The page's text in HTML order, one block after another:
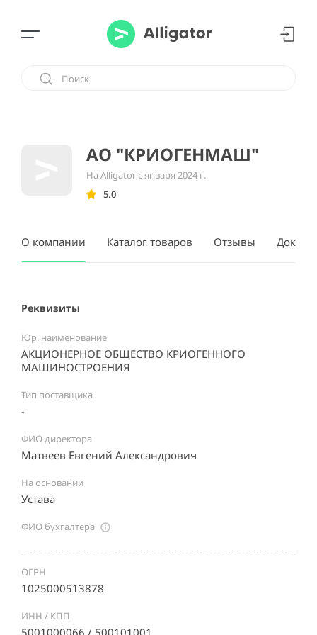
АО "КРИОГЕНМАШ"
На Alligator с января 2024 г.
5.0
О компании Каталог товаров Отзывы
Реквизиты
Юр. наименование
АКЦИОНЕРНОЕ ОБЩЕСТВО КРИОГЕННОГО
МАШИНОСТРОЕНИЯ
Тип поставщика
-
ФИО директора
Матвеев Евгений Александрович
На основании
Устава
ФИО бухгалтера
ОГРН
1025000513878
ИНН / КПП
5001000066 / 500101001